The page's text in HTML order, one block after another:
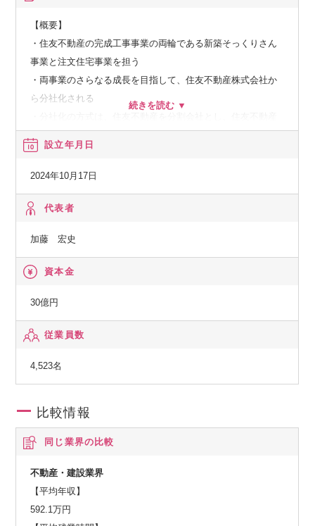
ったコンセプトから生まれた新築そっくりさんは、完全定価
制や棟梁制度など他社が真似できない唯一無二の仕組み。今
や住宅リフォーム業界を牽引する強さを持っています。
【注文住宅事業について】
ります。住友不動産の分譲マンションクオリティを活用し、
グッドデザイン賞を多数受賞するデザイン、ハイグレードな
を備えた高品質かつ高性能な注文住宅となります。
【同社の強み】
■未経験から大手企業に挑戦できる
当社は事務職として入社する人の6割が事務職未経験の方で
う気持ちがある方大歓迎です。社員全体の9割が中途入社なの
ップアップしたいという場合、より専門性の高い仕事を行う
だけじゃ物足りない、だけど営業職とは違う働き方がした
い、という方はぜひ事務職からスタートして、技能職を目指
してみませんか。
【概要】
・住友不動産の完成工事事業の両輪である新築そっくりさん
事業と注文住宅事業を担う
・両事業のさらなる成長を目指して、住友不動産株式会社か
ら分社化される
【事業内容】
・新築そっくりさんの施工
設立年月日
2024年10月17日
代表者
加藤 宏史
資本金
30億円
従業員数
4,523名
比較情報
同じ業界の比較
不動産・建設業界
【平均年収】
592.1万円